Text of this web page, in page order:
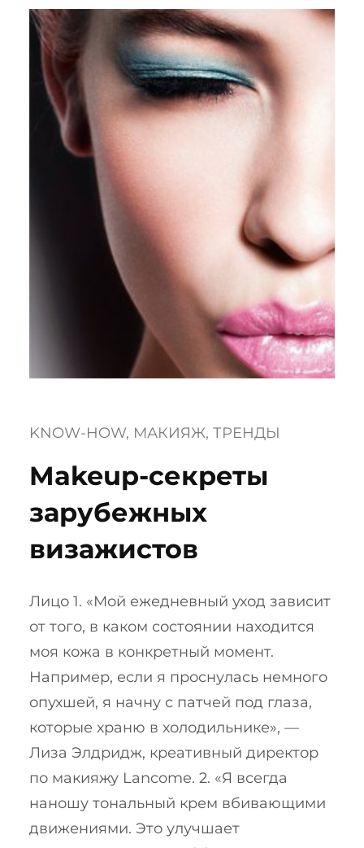
KNOW-HOW, МАКИЯЖ, ТРЕНДЫ
Makeup-секреты
зарубежных
визажистов
Лицо 1. «Мой ежедневный уход зависит
от того, в каком состоянии находится
моя кожа в конкретный момент.
Например, если я проснулась немного
опухшей, я начну с патчей под глаза,
которые храню в холодильнике», —
Лиза Элдридж, креативный директор
по макияжу Lancome. 2. «Я всегда
наношу тональный крем вбивающими
движениями. Это улучшает